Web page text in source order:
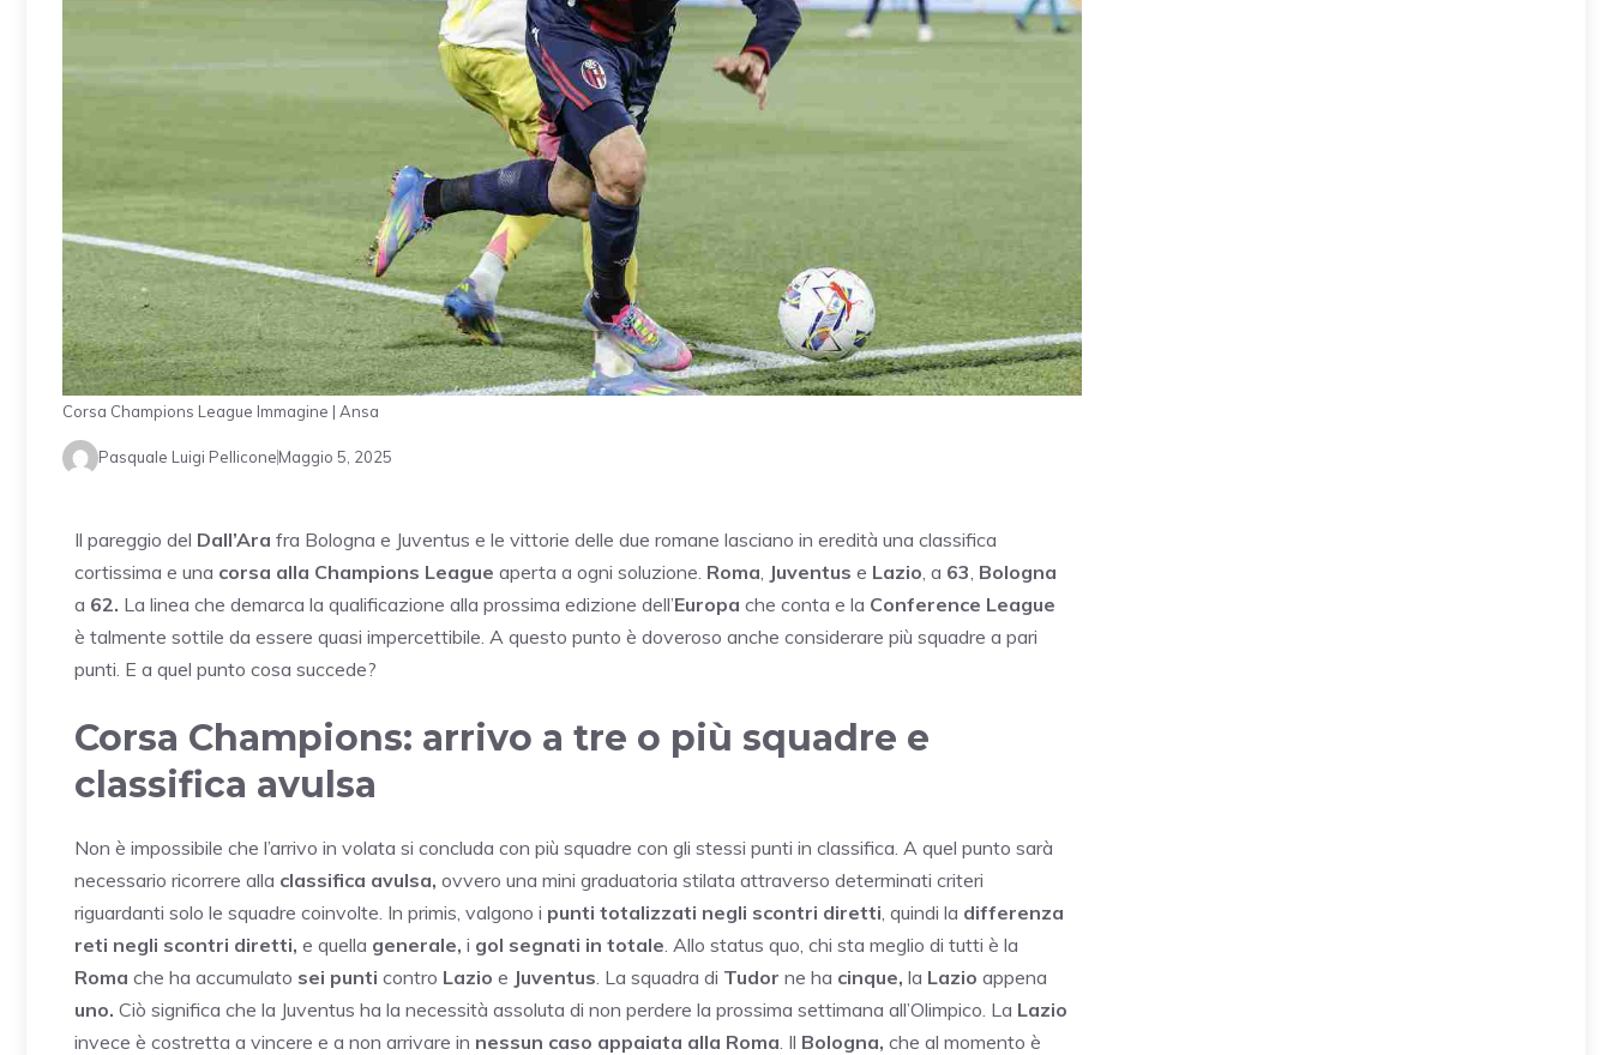
Corsa Champions League Immagine | Ansa
Pasquale Luigi PelliconeMaggio 5, 2025
Il pareggio del Dall’Ara fra Bologna e Juventus e le vittorie delle due romane lasciano in eredità una classifica
cortissima e una corsa alla Champions League aperta a ogni soluzione. Roma Juventus e Lazio , a 63 Bologna
a 62. La linea che demarca la qualificazione alla prossima edizione dell’Europa che conta e la Conference League
è talmente sottile da essere quasi impercettibile. A questo punto è doveroso anche considerare più squadre a pari
punti. E a quel punto cosa succede?
Corsa Champions: arrivo a tre o più squadre e
classifica avulsa
Non è impossibile che l’arrivo in volata si concluda con più squadre con gli stessi punti in classifica. A quel punto sarà
necessario ricorrere alla classifica avulsa, ovvero una mini graduatoria stilata attraverso determinati criteri
riguardanti solo le squadre coinvolte. In primis, valgono i punti totalizzati negli scontri diretti , quindi la differenza
reti negli scontri diretti, e quella generale, i gol segnati in totale . Allo status quo, chi sta meglio di tutti è la
Roma che ha accumulato sei punti contro Lazio e Juventus . La squadra di Tudor ne ha cinque, la Lazio appena
uno. Ciò significa che la Juventus ha la necessità assoluta di non perdere la prossima settimana all’Olimpico. La Lazio
invece è costretta a vincere e a non arrivare in nessun caso appaiata alla Roma . Il Bologna, che al momento è